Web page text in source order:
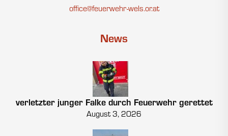
office@feuerwehr-wels.or.at
News
verletzter junger Falke durch Feuerwehr gerettet
August 3, 2026